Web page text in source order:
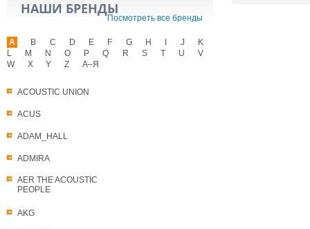
НАШИ БРЕНДЫ
Посмотреть все бренды
A
ACOUSTIC UNION
ACUS
ADAM_HALL
ADMIRA
AER THE ACOUSTIC
PEOPLE
AKG
B C D E F G H J
K
L
M N O P Q R S T U
V
W
X Y Z А–Я